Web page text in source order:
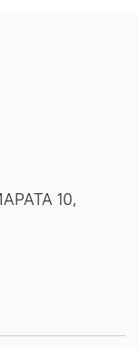
10,